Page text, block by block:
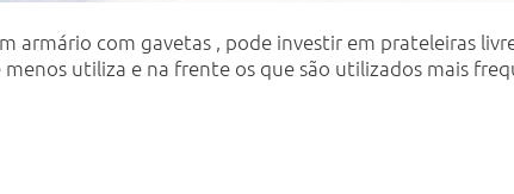
armário com gavetas , pode investir em prateleiras
utiliza e na frente os que são utilizados mais